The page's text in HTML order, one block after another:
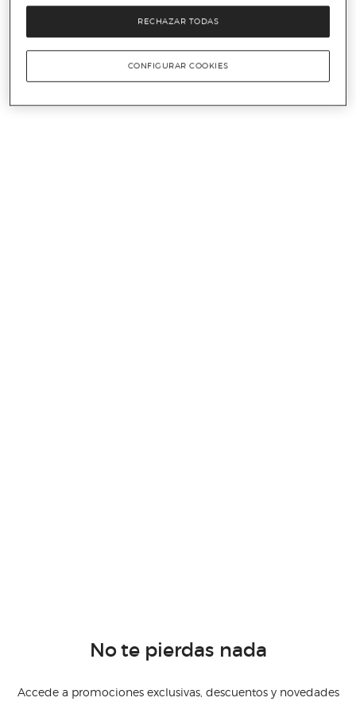
No te pierdas nada
Accede a promociones exclusivas, descuentos y novedades
RECHAZAR TODAS
CONFIGURAR COOKIES